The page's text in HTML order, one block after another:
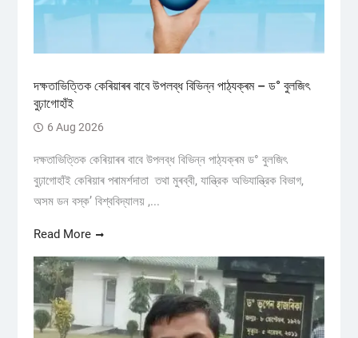
দক্ষতাভিত্তিক কেৰিয়াৰৰ বাবে উপলব্ধ বিভিন্ন পাঠ্যক্ৰম – ড° বুলজিৎ
বুঢ়াগোহাঁই
6 Aug 2026
দক্ষতাভিত্তিক কেৰিয়াৰৰ বাবে উপলব্ধ বিভিন্ন পাঠ্যক্ৰম ড° বুলজিৎ
বুঢ়াগোহাঁই কেৰিয়াৰ পৰামৰ্শদাতা তথা মুৰব্বী, যান্ত্রিক অভিযান্ত্রিক বিভাগ,
অসম ডন বস্ক’ বিশ্ববিদ্যালয় ,...
Read More